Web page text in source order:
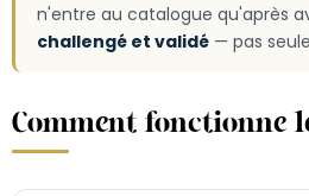
n'entre au catalogue qu'après
challengé et validé— pas
Comment fonctionne